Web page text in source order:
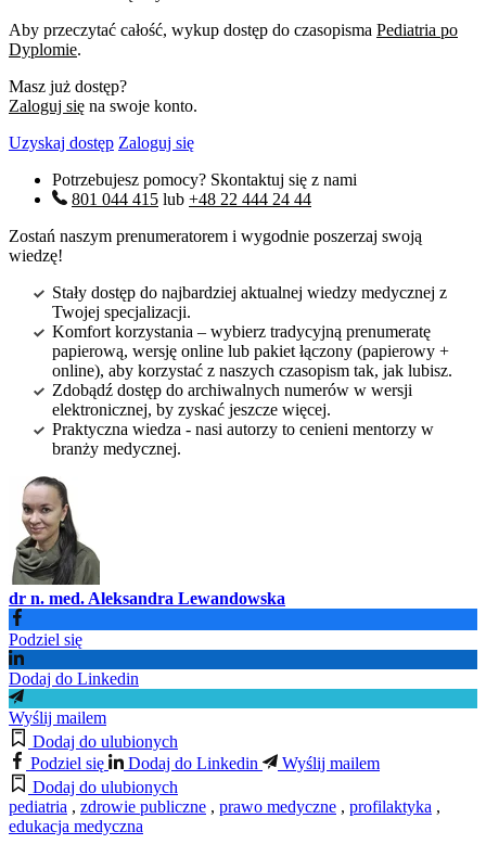
Aby przeczytać całość, wykup dostęp do czasopisma Pediatria po
Dyplomie.
Masz już dostęp?
Zaloguj się na swoje konto.
Uzyskaj dostęp Zaloguj się
Potrzebujesz pomocy? Skontaktuj się z nami
801 044 415 lub +48 22 444 24 44
Zostań naszym prenumeratorem i wygodnie poszerzaj swoją
wiedzę!
Stały dostęp do najbardziej aktualnej wiedzy medycznej z
Twojej specjalizacji.
Komfort korzystania – wybierz tradycyjną prenumeratę
papierową, wersję online lub pakiet łączony (papierowy +
online), aby korzystać z naszych czasopism tak, jak lubisz.
Zdobądź dostęp do archiwalnych numerów w wersji
elektronicznej, by zyskać jeszcze więcej.
Praktyczna wiedza - nasi autorzy to cenieni mentorzy w
branży medycznej.
dr n. med. Aleksandra Lewandowska
Podziel się
Dodaj do Linkedin
Wyślij mailem
Dodaj do ulubionych
Podziel się
Dodaj do Linkedin
Wyślij mailem
Dodaj do ulubionych
pediatria , zdrowie publiczne , prawo medyczne , profilaktyka ,
edukacja medyczna